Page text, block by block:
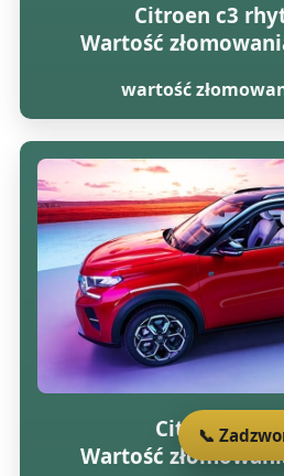
Citroen c3
Wartość
wartość
Citroen c3
Wartość
📞